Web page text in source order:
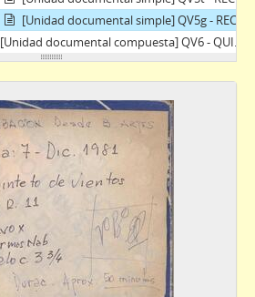
[Unidad documental simple] QV5g - RECITAL DEL QUINTETO DE VIENTOS DE RADIO UNIVERSIDAD de La Plata
[Unidad documental compuesta] QV6 - QUINTETO DE VIENTOS 19 abril/82 Salón Bellas Artes 2º parte